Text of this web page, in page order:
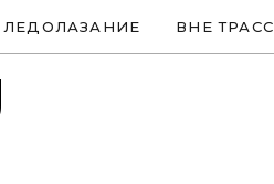
ЛЕДОЛАЗАНИЕ ВНЕ ТРАСС